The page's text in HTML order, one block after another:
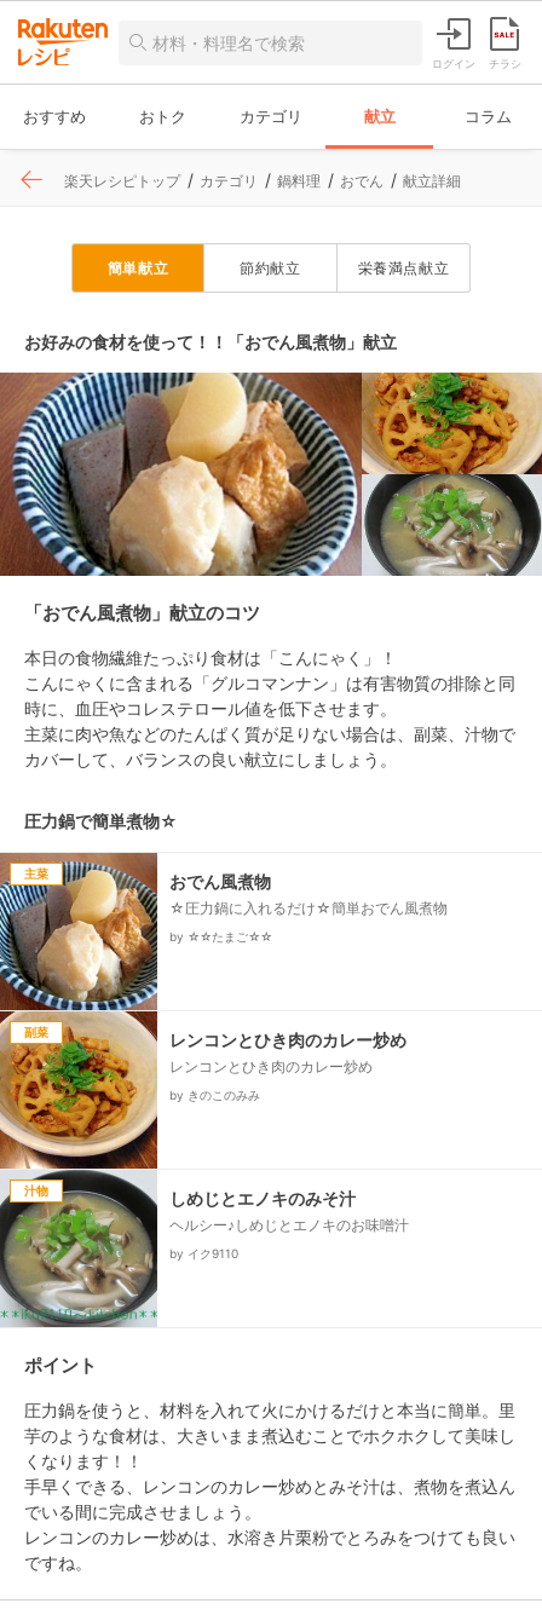
ログイン チラシ
おすすめ おトク カテゴリ 献立 コラム
楽天レシピトップ カテゴリ 鍋料理 おでん 献立詳細
簡単献立 節約献立 栄養満点献立
お好みの食材を使って！！「おでん風煮物」献立
「おでん風煮物」献立のコツ
本日の食物繊維たっぷり食材は「こんにゃく」！
こんにゃくに含まれる「グルコマンナン」は有害物質の排除と同
時に、血圧やコレステロール値を低下させます。
主菜に肉や魚などのたんぱく質が足りない場合は、副菜、汁物で
圧力鍋で簡単煮物☆
主菜 おでん風煮物
☆圧力鍋に入れるだけ☆簡単おでん風煮物
by ☆☆たまご☆☆
副菜 レンコンとひき肉のカレー炒め
レンコンとひき肉のカレー炒め
by きのこのみみ
汁物 しめじとエノキのみそ汁
ヘルシー♪しめじとエノキのお味噌汁
by イク9110
ポイント
圧力鍋を使うと、材料を入れて火にかけるだけと本当に簡単。里
芋のような食材は、大きいまま煮込むことでホクホクして美味し
くなります！！
手早くできる、レンコンのカレー炒めとみそ汁は、煮物を煮込ん
でいる間に完成させましょう。
レンコンのカレー炒めは、水溶き片栗粉でとろみをつけても良い